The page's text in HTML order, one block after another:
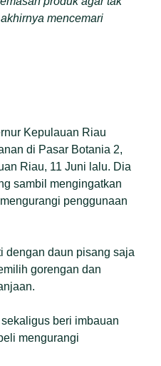
mencemari
Kepulauan Riau
di Pasar Botania 2,
Riau, 11 Juni lalu. Dia
sambil mengingatkan
penggunaan
dengan daun pisang saja
gorengan dan
beri imbauan
mengurangi